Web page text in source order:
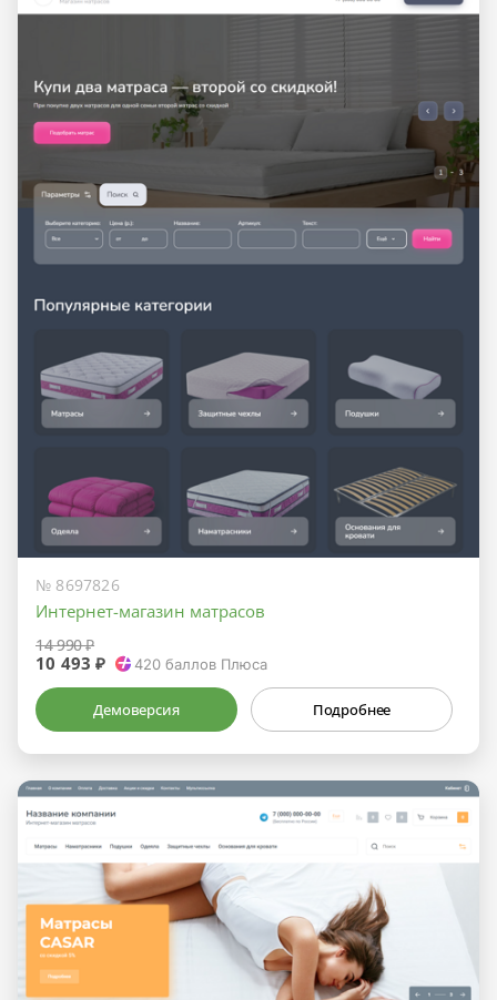
№ 8697826
Интернет-магазин матрасов
14 990 ₽
10 493 ₽ 420баллов Плюса
Демоверсия Подробнее